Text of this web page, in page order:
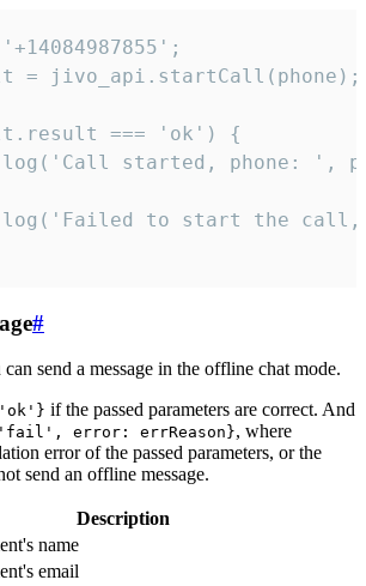
= jivo_api.startCall(phone);
=== 'ok') {
started, phone: ',
to start the
#
send a message in the offline chat mode.
if the passed parameters are correct. And
error: errReason}, where
error of the passed parameters, or the
send an offline message.
Description
name
email